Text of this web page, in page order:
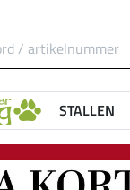
STALLEN